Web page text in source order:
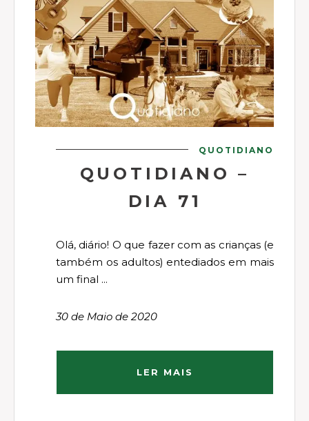
QUOTIDIANO
QUOTIDIANO –
DIA 71
Olá, diário! O que fazer com as crianças (e
também os adultos) entediados em mais
um final ...
30 de Maio de 2020
LER MAIS